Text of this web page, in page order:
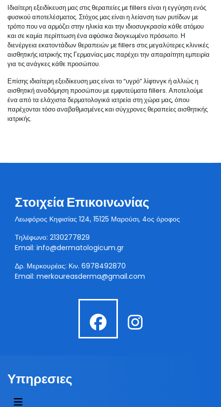
Ιδιαίτερη εξειδίκευση μας στις θεραπείες με fillers είναι η εγγύηση ενός
φυσικού αποτελέσματος. Στόχος μας είναι η λείανση των ρυτίδων με
τρόπο που να αρμόζει στην ηλικία και την ιδιοσυγκρασία κάθε ατόμου
και σε καμία περίπτωση ένα αφύσικα διογκωμένο πρόσωπο. Η
διενέργεια εκατοντάδων θεραπειών με fillers στις μεγαλύτερες κλινικές
αισθητικής ιατρικής της Γερμανίας μας παρέχει την απαραίτητη εμπειρία
για τις ανάγκες κάθε προσώπου.
Επίσης ιδιαίτερη εξειδίκευση μας είναι το “υγρό” λίφτινγκ ή αλλιώς η
αισθητική αναδόμηση προσώπου με εμφυτεύματα fillers. Αποτελούμε
ένα από τα ελάχιστα δερματολογικά ιατρεία στη χώρα μας, όπου
παρέχονται τόσο αναβαθμισμένες και σύγχρονες θεραπείες αισθητικής
ιατρικής.
Στοιχεία Επικοινωνίας
Λεωφόρος Κηφισίας 124, 15125 Μαρούσι, 4ος όροφος
Τηλέφωνο: 2130277829
Email: info@dermatologicum.gr
Δρ. Μερκουρέας: Κιν. 6978492870
Email: merkoureasderma@gmail.com
fab fab
Υπηρεσιες